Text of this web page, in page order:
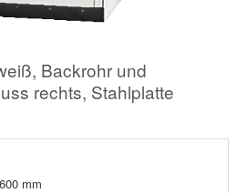
Backrohr und
rechts, Stahlplatte
mm